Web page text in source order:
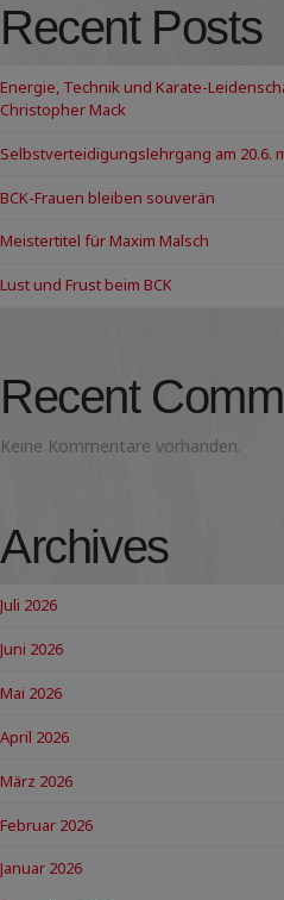
Recent Posts
Energie, Technik und Karate-
Christopher Mack
Selbstverteidigungslehrgang am 20.6.
BCK-Frauen bleiben souverän
Meistertitel für Maxim Malsch
Lust und Frust beim BCK
Recent
Keine Kommentare vorhanden.
Archives
Juli 2026
Juni 2026
Mai 2026
April 2026
März 2026
Februar 2026
Januar 2026